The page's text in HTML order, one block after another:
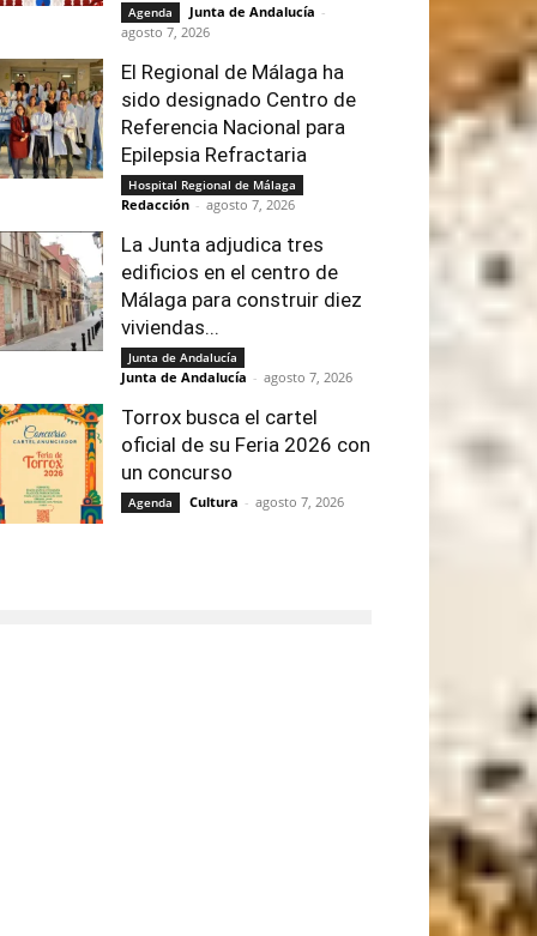
Agenda Junta de Andalucía -
agosto 7, 2026
El Regional de Málaga ha
sido designado Centro de
Referencia Nacional para
Epilepsia Refractaria
Hospital Regional de Málaga
Redacción - agosto 7, 2026
La Junta adjudica tres
edificios en el centro de
Málaga para construir diez
viviendas...
Junta de Andalucía
Junta de Andalucía - agosto 7, 2026
Torrox busca el cartel
oficial de su Feria 2026 con
un concurso
Agenda Cultura - agosto 7, 2026